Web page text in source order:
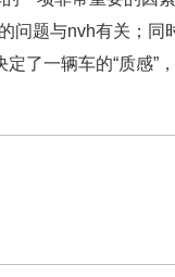
问题与nvh有关；同
了一辆车的“质感”